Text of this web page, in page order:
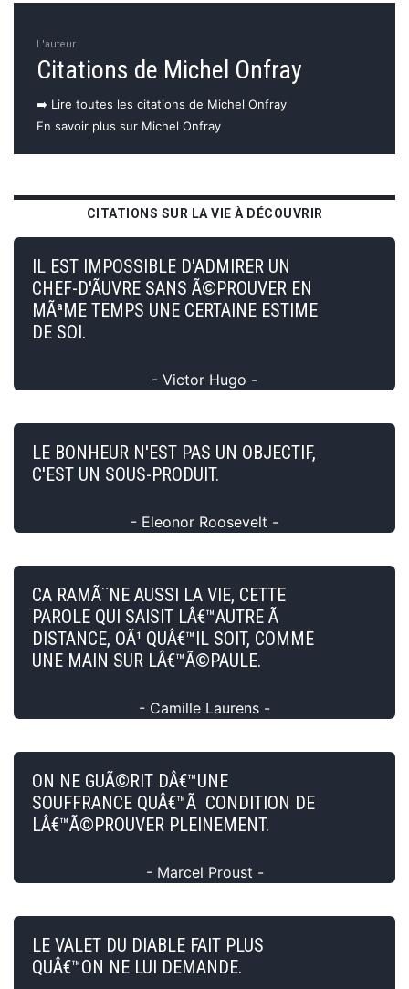
L'auteur
Citations de Michel Onfray
➡️ Lire toutes les citations de Michel Onfray
En savoir plus sur Michel Onfray
CITATIONS SUR LA VIE À DÉCOUVRIR
IL EST IMPOSSIBLE D'ADMIRER UN
CHEF-D'ÃUVRE SANS Ã©PROUVER EN
MÃªME TEMPS UNE CERTAINE ESTIME
DE SOI.
- Victor Hugo -
LE BONHEUR N'EST PAS UN OBJECTIF,
C'EST UN SOUS-PRODUIT.
- Eleonor Roosevelt -
CA RAMÃ¨NE AUSSI LA VIE, CETTE
PAROLE QUI SAISIT LÂ€™AUTRE Ã
DISTANCE, OÃ¹ QUÂ€™IL SOIT, COMME
UNE MAIN SUR LÂ€™Ã©PAULE.
- Camille Laurens -
ON NE GUÃ©RIT DÂ€™UNE
SOUFFRANCE QUÂ€™Ã CONDITION DE
LÂ€™Ã©PROUVER PLEINEMENT.
- Marcel Proust -
LE VALET DU DIABLE FAIT PLUS
QUÂ€™ON NE LUI DEMANDE.